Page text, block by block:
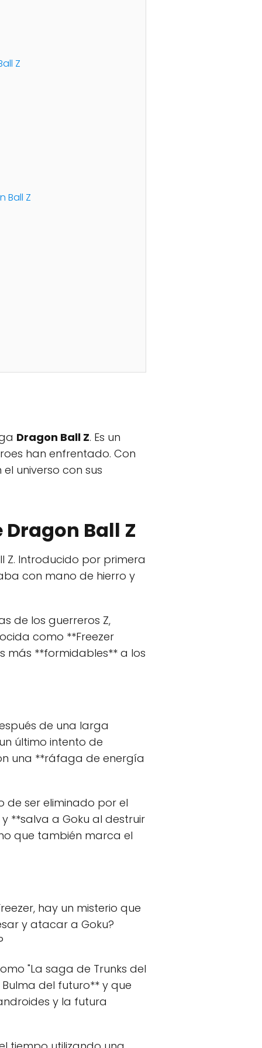
Z
Ball Z
Dragon Ball Z. Es un
han enfrentado. Con
universo con sus
Ball Z
Z. Introducido por primera
con mano de hierro y
de los guerreros Z,
como **Freezer
más **formidables** a los
de una larga
último intento de
una **ráfaga de energía
de ser eliminado por el
**salva a Goku al destruir
que también marca el
hay un misterio que
y atacar a Goku?
"La saga de Trunks del
del futuro** y que
y la futura